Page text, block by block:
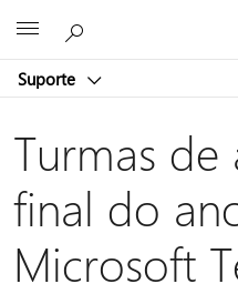
Suporte
Turmas
final do
Microsoft